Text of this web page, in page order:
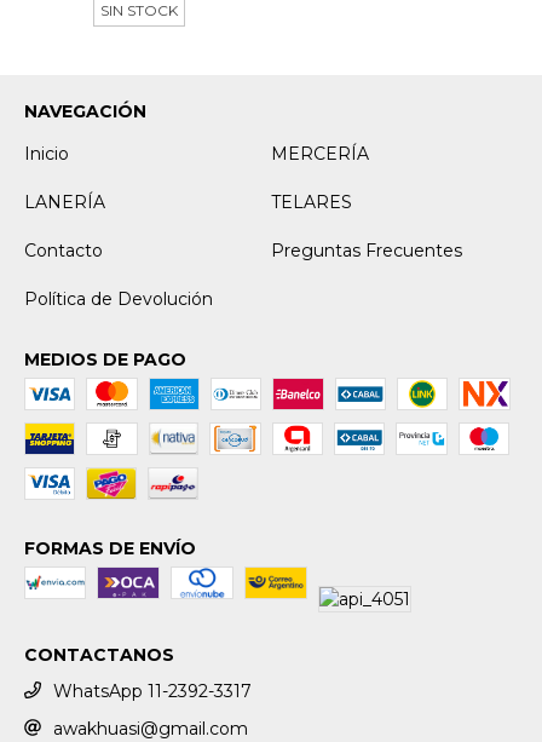
SIN STOCK
NAVEGACIÓN
Inicio
MERCERÍA
LANERÍA TELARES
Contacto Preguntas Frecuentes
Política de Devolución
MEDIOS DE PAGO
FORMAS DE ENVÍO
CONTACTANOS
WhatsApp 11-2392-3317
awakhuasi@gmail.com